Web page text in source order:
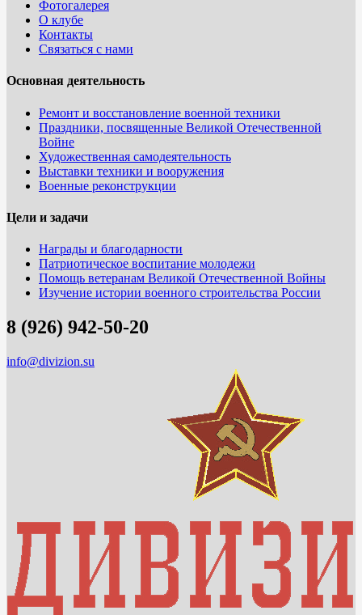
Фотогалерея
О клубе
Контакты
Связаться с нами
Основная деятельность
Ремонт и восстановление военной техники
Праздники, посвященные Великой Отечественной
Войне
Художественная самодеятельность
Выставки техники и вооружения
Военные реконструкции
Цели и задачи
Награды и благодарности
Патриотическое воспитание молодежи
Помощь ветеранам Великой Отечественной Войны
Изучение истории военного строительства России
8 (926) 942-50-20
info@divizion.su